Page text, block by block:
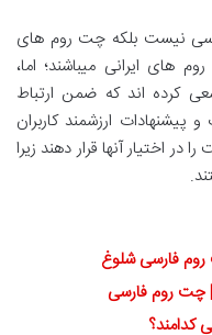
نیست بلکه چت روم های
های ایرانی میباشند؛ اما،
کرده اند که ضمن ارتباط
ارزشمند کاربران
در اختیار آنها قرار دهند زیرا
فارسی شلوغ
| چت روم فارسی
کدامند؟